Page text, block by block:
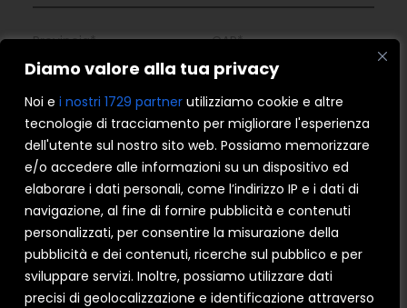
Diamo valore alla tua privacy
Noi e i nostri 1729 partner utilizziamo cookie e altre
tecnologie di tracciamento per migliorare l'esperienza
dell'utente sul nostro sito web. Possiamo memorizzare
e/o accedere alle informazioni su un dispositivo ed
elaborare i dati personali, come l’indirizzo IP e i dati di
navigazione, al fine di fornire pubblicità e contenuti
personalizzati, per consentire la misurazione della
pubblicità e dei contenuti, ricerche sul pubblico e per
sviluppare servizi. Inoltre, possiamo utilizzare dati
precisi di geolocalizzazione e identificazione attraverso
PERCHÉ CERCHI NUOVI INFISSI?
Sostituire vecchi infissi
Nuova costruzione